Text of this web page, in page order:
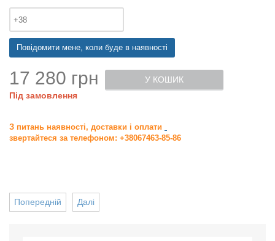
Повідомити мене, коли буде в наявності
17 280 грн
Під замовлення
У КОШИК
З питань наявності, доставки і оплати
звертайтеся за телефоном: +38067463-85-86
Далі
Попередній